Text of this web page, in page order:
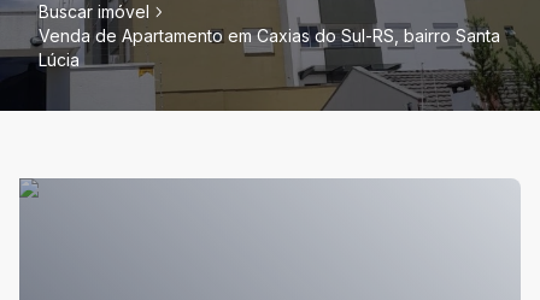
Buscar imóvel
Venda de Apartamento em Caxias do Sul-RS, bairro Santa
Lúcia